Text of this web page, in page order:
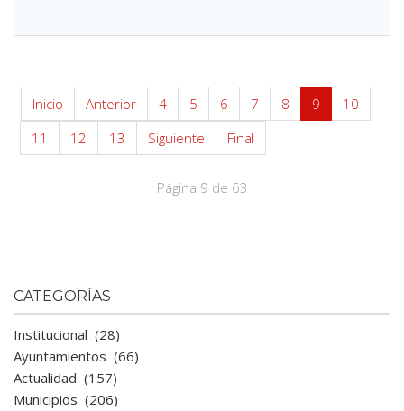
Inicio Anterior 4 5 6 7 8 9
10
11
12 13 Siguiente Final
Página 9 de 63
CATEGORÍAS
Institucional (28)
Ayuntamientos (66)
Actualidad (157)
Municipios (206)